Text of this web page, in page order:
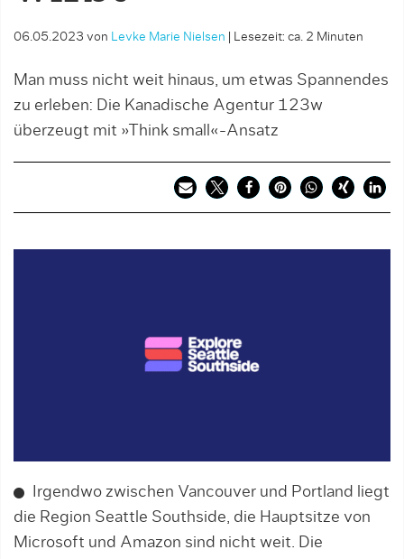
06.05.2023 von Levke Marie Nielsen Lesezeit: ca. 2 Minuten
Man muss nicht weit hinaus, um etwas Spannendes
zu erleben: Die Kanadische Agentur 123w
überzeugt mit »Think small«-Ansatz
Irgendwo zwischen Vancouver und Portland liegt
die Region Seattle Southside, die Hauptsitze von
Microsoft und Amazon sind nicht weit. Die